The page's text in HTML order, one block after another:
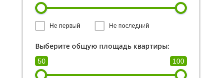
Не первый Не последний
Выберите общую площадь квартиры:
50 100